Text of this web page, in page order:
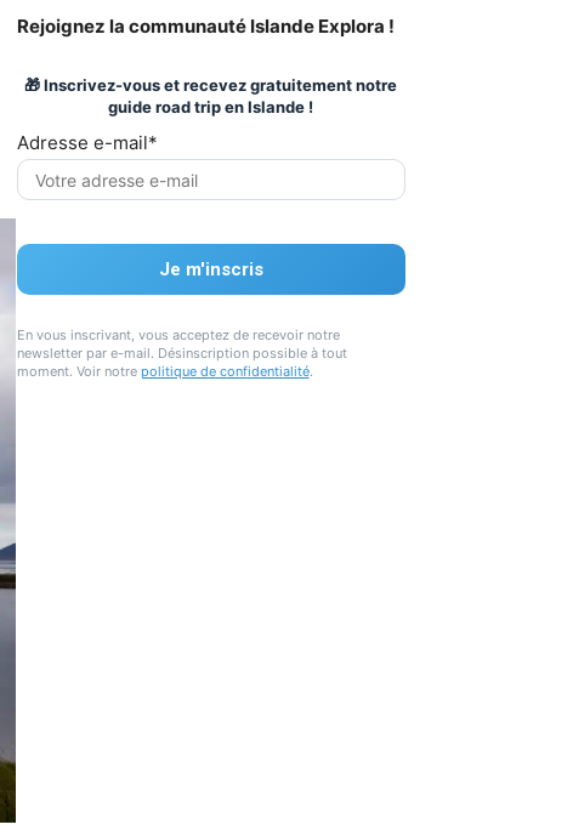
Rejoignez la communauté Islande Explora !
🎁 Inscrivez-vous et recevez gratuitement notre
guide road trip en Islande !
Adresse e-mail*
En vous inscrivant, vous acceptez de recevoir notre
newsletter par e-mail. Désinscription possible à tout
moment. Voir notre politique de confidentialité.